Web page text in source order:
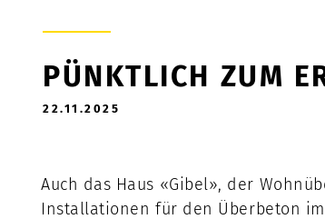
PÜNKTLICH ZUM
22.11.2025
Auch das Haus «Gibel», der
Installationen für den Überbeton